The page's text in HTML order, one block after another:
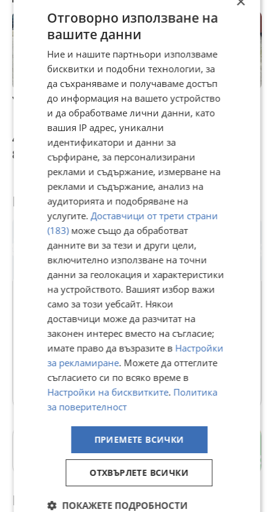
Yamaha T-max 500
4 200 €
8 214,49 лв
Yamaha T-max
500i J-costa
3 999 €
7 821,36 лв
Yamaha X-max
300-iron max
7 430,20 лв
Потребител
MotoSaund Ltd
В Bazar.BG от 16 ноември 2024г.
Последно активен 07 юли в 18:00 ч.
13 Обяви
Препоръчани за теб
Отговорно използване на
вашите данни
Ние и нашите партньори използваме
бисквитки и подобни технологии, за
да съхраняваме и получаваме достъп
до информация на вашето устройство
и да обработваме лични данни, като
вашия IP адрес, уникални
идентификатори и данни за
сърфиране, за персонализирани
реклами и съдържание, измерване на
реклами и съдържание, анализ на
аудиторията и подобряване на
услугите. Доставчици от трети страни
(183)може също да обработват
данните ви за тези и други цели,
включително използване на точни
данни за геолокация и характеристики
на устройството. Вашият избор важи
само за този уебсайт. Някои
доставчици може да разчитат на
законен интерес вместо на съгласие;
имате право да възразите в Настройки
за рекламиране. Можете да оттеглите
съгласието си по всяко време в
Настройки на бисквитките. Политика
за поверителност
ПРИЕМЕТЕ ВСИЧКИ
ОТХВЪРЛЕТЕ ВСИЧКИ
ПОКАЖЕТЕ ПОДРОБНОСТИ